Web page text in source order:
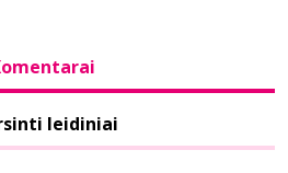
info@elvislab.lt
leidiniai